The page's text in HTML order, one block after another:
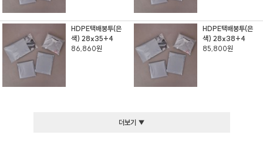
HDPE택배봉투(은
색) 28x35+4
86,860원
HDPE택배봉투(은
색) 28x38+4
85,800원
더보기 ▼